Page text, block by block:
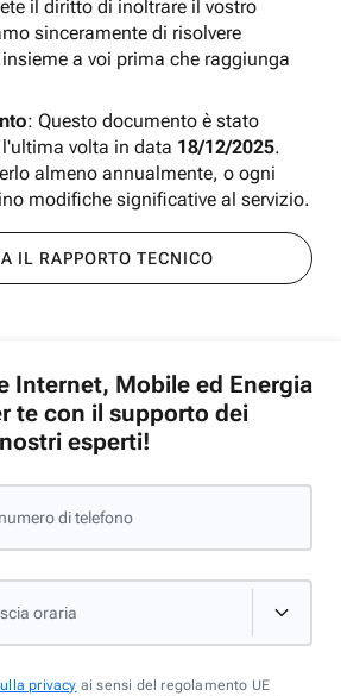
il diritto di inoltrare il vostro
sinceramente di risolvere
a voi prima che raggiunga
: Questo documento è stato
volta in data 18/12/2025.
almeno annualmente, o ogni
modifiche significative al servizio.
IL RAPPORTO TECNICO
Internet, Mobile ed Energia
te con il supporto dei
nostri esperti!
di telefono
oraria
privacy ai sensi del regolamento UE